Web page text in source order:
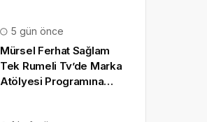
5 gün önce
Mürsel Ferhat Sağlam
Tek Rumeli Tv’de Marka
Atölyesi Programına